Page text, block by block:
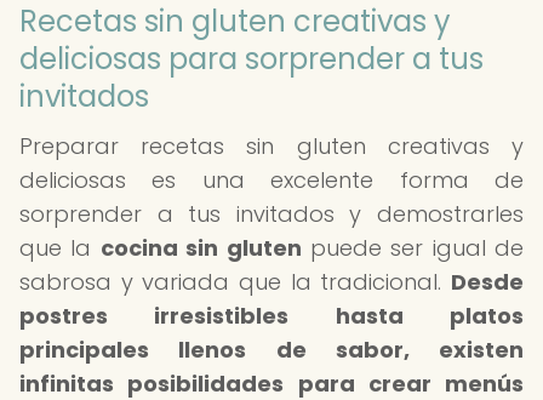
Recetas sin gluten creativas y
deliciosas para sorprender a tus
invitados
Preparar recetas sin gluten creativas y
deliciosas es una excelente forma de
sorprender a tus invitados y demostrarles
que la cocina sin gluten puede ser igual de
sabrosa y variada que la tradicional. Desde
postres irresistibles hasta platos
principales llenos de sabor, existen
infinitas posibilidades para crear menús